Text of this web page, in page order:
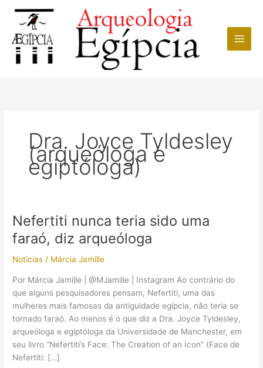
conteúdo
Dra. Joyce Tyldesley
(arqueóloga e
egiptóloga)
Nefertiti nunca teria sido uma
faraó, diz arqueóloga
Notícias / Márcia Jamille
Por Márcia Jamille | @MJamille | Instagram Ao contrário do
que alguns pesquisadores pensam, Nefertiti, uma das
mulheres mais famosas da antiguidade egípcia, não teria se
tornado faraó. Ao menos é o que diz a Dra. Joyce Tyldesley,
arqueóloga e egiptóloga da Universidade de Manchester, em
seu livro “Nefertiti’s Face: The Creation of an Icon” (Face de
Nefertiti: […]